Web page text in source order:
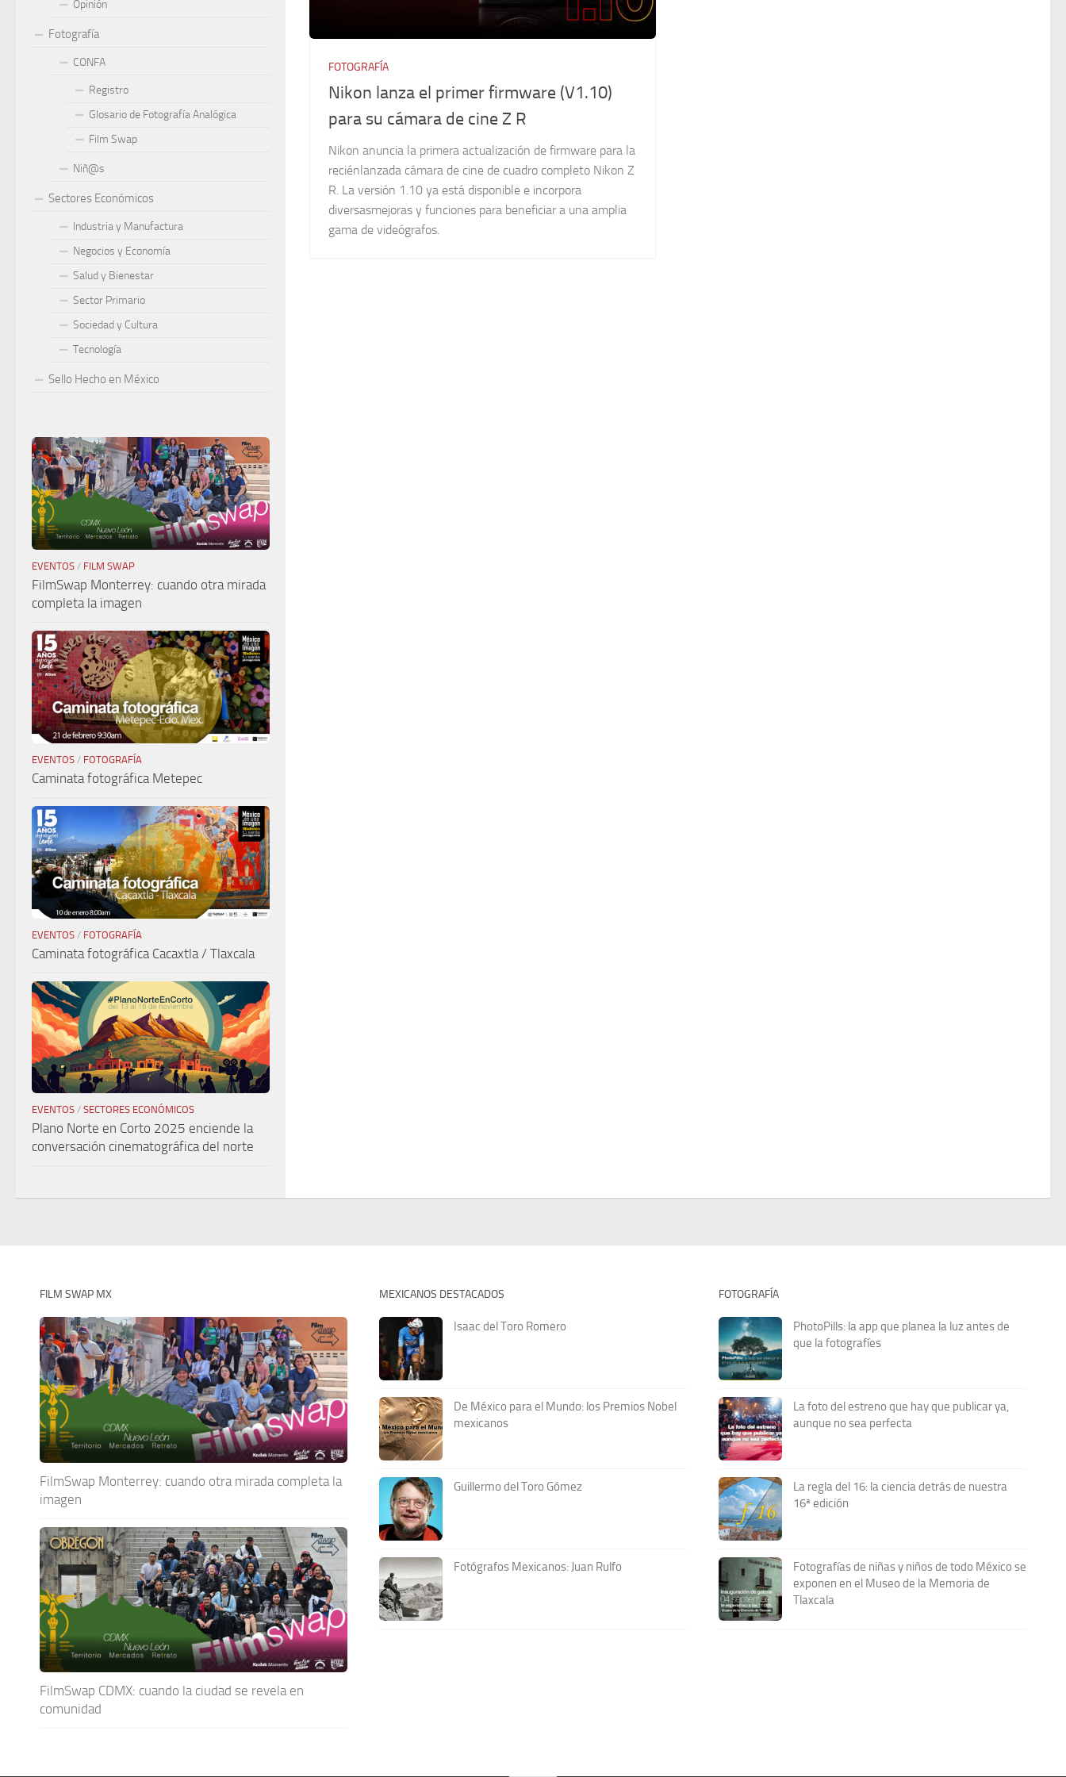
FOTOGRAFÍA
Nikon lanza el primer firmware (V1.10)
para su cámara de cine Z R
Nikon anuncia la primera actualización de firmware para la
reciénlanzada cámara de cine de cuadro completo Nikon Z
R. La versión 1.10 ya está disponible e incorpora
diversasmejoras y funciones para beneficiar a una amplia
gama de videógrafos.
Opinión
Fotografía
CONFA
Registro
Glosario de Fotografía Analógica
Film Swap
Niñ@s
Sectores Económicos
Industria y Manufactura
Negocios y Economía
Salud y Bienestar
Sector Primario
Sociedad y Cultura
Tecnología
Sello Hecho en México
EVENTOS / FILM SWAP
FilmSwap Monterrey: cuando otra mirada
completa la imagen
EVENTOS / FOTOGRAFÍA
Caminata fotográfica Metepec
EVENTOS / FOTOGRAFÍA
Caminata fotográfica Cacaxtla / Tlaxcala
EVENTOS / SECTORES ECONÓMICOS
Plano Norte en Corto 2025 enciende la
conversación cinematográfica del norte
FILM SWAP MX
FilmSwap Monterrey: cuando otra mirada completa la
imagen
FilmSwap CDMX: cuando la ciudad se revela en
comunidad
MEXICANOS DESTACADOS
Isaac del Toro Romero
De México para el Mundo: los Premios Nobel
mexicanos
Guillermo del Toro Gómez
Fotógrafos Mexicanos: Juan Rulfo
FOTOGRAFÍA
PhotoPills: la app que planea la luz antes de
que la fotografíes
La foto del estreno que hay que publicar ya,
aunque no sea perfecta
La regla del 16: la ciencia detrás de nuestra
16ª edición
Fotografías de niñas y niños de todo México se
exponen en el Museo de la Memoria de
Tlaxcala